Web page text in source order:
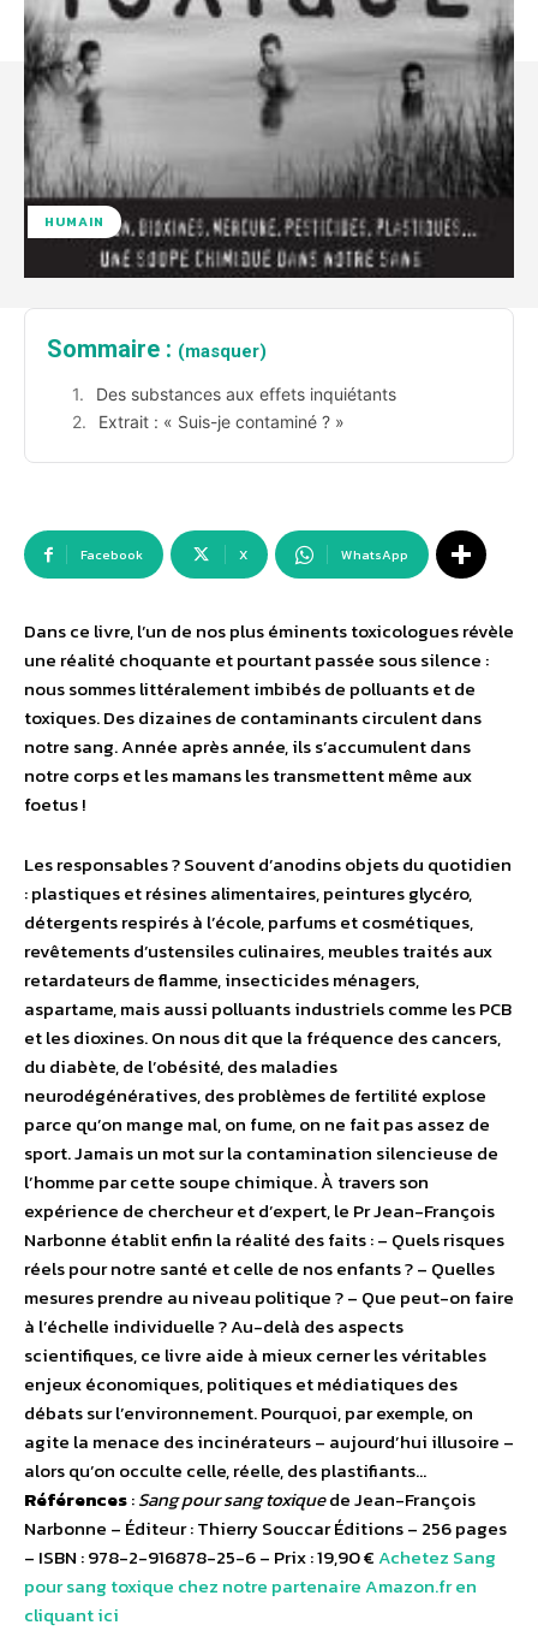
HUMAIN
Sommaire : (masquer)
Des substances aux effets inquiétants
Extrait : « Suis-je contaminé ? »
Facebook X WhatsApp
Dans ce livre, l’un de nos plus éminents toxicologues révèle
une réalité choquante et pourtant passée sous silence :
nous sommes littéralement imbibés de polluants et de
toxiques. Des dizaines de contaminants circulent dans
notre sang. Année après année, ils s’accumulent dans
notre corps et les mamans les transmettent même aux
foetus !
Les responsables ? Souvent d’anodins objets du quotidien
: plastiques et résines alimentaires, peintures glycéro,
détergents respirés à l’école, parfums et cosmétiques,
revêtements d’ustensiles culinaires, meubles traités aux
retardateurs de flamme, insecticides ménagers,
aspartame, mais aussi polluants industriels comme les PCB
et les dioxines. On nous dit que la fréquence des cancers,
du diabète, de l’obésité, des maladies
neurodégénératives, des problèmes de fertilité explose
parce qu’on mange mal, on fume, on ne fait pas assez de
sport. Jamais un mot sur la contamination silencieuse de
l’homme par cette soupe chimique. À travers son
expérience de chercheur et d’expert, le Pr Jean-François
Narbonne établit enfin la réalité des faits : – Quels risques
réels pour notre santé et celle de nos enfants ? – Quelles
mesures prendre au niveau politique ? – Que peut-on faire
à l’échelle individuelle ? Au-delà des aspects
scientifiques, ce livre aide à mieux cerner les véritables
enjeux économiques, politiques et médiatiques des
débats sur l’environnement. Pourquoi, par exemple, on
agite la menace des incinérateurs – aujourd’hui illusoire –
alors qu’on occulte celle, réelle, des plastifiants…
Références:Sang pour sang toxiquede Jean-François
Narbonne – Éditeur : Thierry Souccar Éditions – 256 pages
– ISBN : 978-2-916878-25-6 – Prix : 19,90 €Achetez Sang
pour sang toxique chez notre partenaire Amazon.fr en
cliquant ici